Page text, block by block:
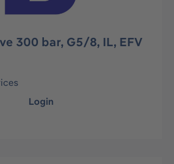
300 bar, G5/8, IL, EFV
Login